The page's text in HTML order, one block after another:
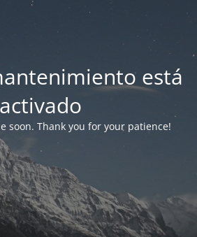
está
activado
soon. Thank you for your patience!